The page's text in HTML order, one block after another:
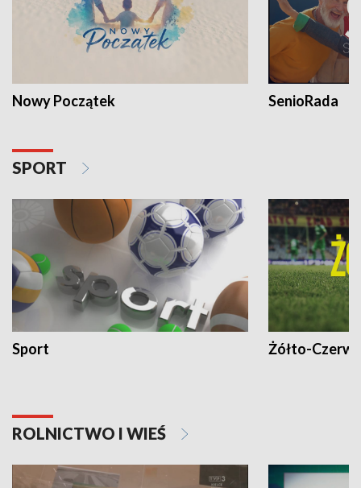
Nowy Początek SenioRada
SPORT
Sport Żółto-
ROLNICTWO I WIEŚ